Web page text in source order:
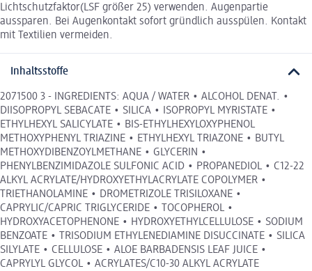
Lichtschutzfaktor(LSF größer 25) verwenden. Augenpartie
aussparen. Bei Augenkontakt sofort gründlich ausspülen. Kontakt
mit Textilien vermeiden.
Inhaltsstoffe
2071500 3 - INGREDIENTS: AQUA / WATER • ALCOHOL DENAT. •
DIISOPROPYL SEBACATE • SILICA • ISOPROPYL MYRISTATE •
ETHYLHEXYL SALICYLATE • BIS-ETHYLHEXYLOXYPHENOL
METHOXYPHENYL TRIAZINE • ETHYLHEXYL TRIAZONE • BUTYL
METHOXYDIBENZOYLMETHANE • GLYCERIN •
PHENYLBENZIMIDAZOLE SULFONIC ACID • PROPANEDIOL • C12-22
ALKYL ACRYLATE/HYDROXYETHYLACRYLATE COPOLYMER •
TRIETHANOLAMINE • DROMETRIZOLE TRISILOXANE •
CAPRYLIC/CAPRIC TRIGLYCERIDE • TOCOPHEROL •
HYDROXYACETOPHENONE • HYDROXYETHYLCELLULOSE • SODIUM
BENZOATE • TRISODIUM ETHYLENEDIAMINE DISUCCINATE • SILICA
SILYLATE • CELLULOSE • ALOE BARBADENSIS LEAF JUICE •
CAPRYLYL GLYCOL • ACRYLATES/C10-30 ALKYL ACRYLATE